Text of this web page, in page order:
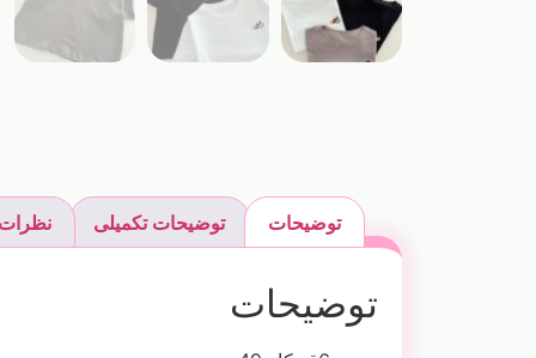
توضیحات توضیحات تکمیلی نظرات
توضیحات